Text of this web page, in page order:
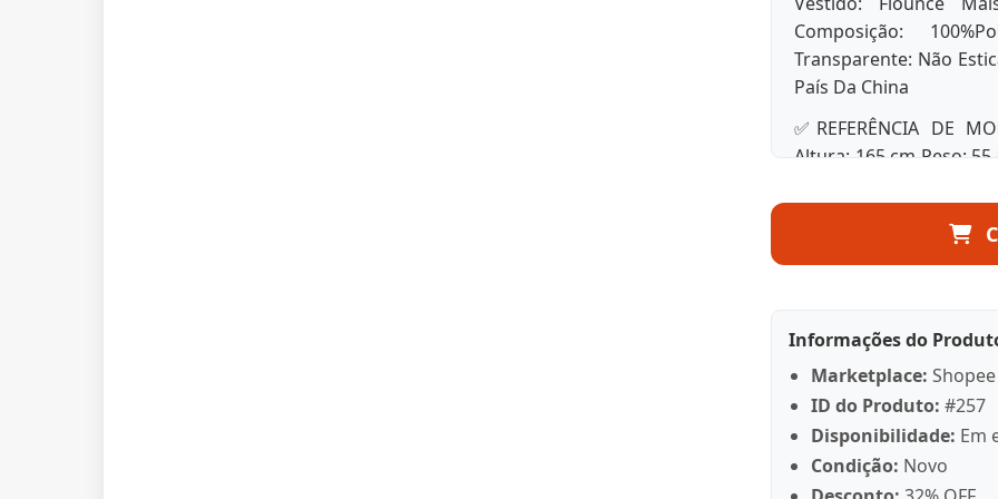
Composição:
Transparente: Não
País Da China
✅REFERÊNCIA DE
Altura: 165 cm Peso:
✅O PACOTE INCLUI 1X
✅APRESENTAÇÃO
diferentes estilos,
que a moda deve ser
ótimos. Depois de
aspecto é de
✅NOTAS DE COMPRA
Informações do
Marketplace: Shopee
ID do Produto: #257
Disponibilidade: Em
Condição: Novo